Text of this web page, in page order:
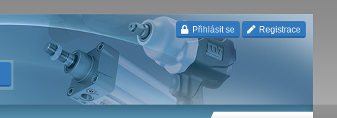
Přihlásit se Registrace